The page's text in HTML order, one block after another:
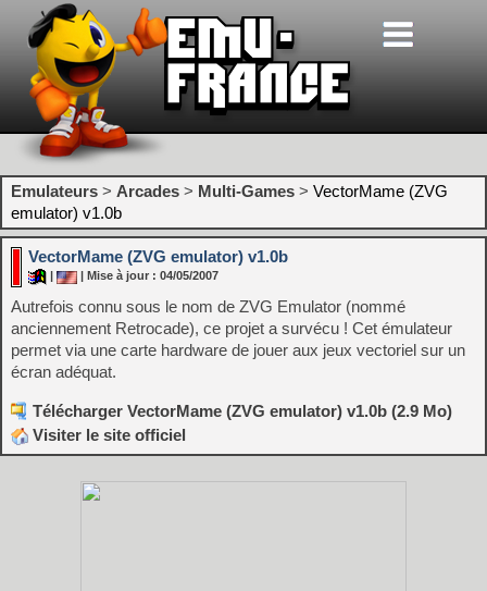
Emulateurs > Arcades > Multi-Games > VectorMame (ZVG
emulator) v1.0b
VectorMame (ZVG emulator) v1.0b
| Mise à jour : 04/05/2007
Autrefois connu sous le nom de ZVG Emulator (nommé
anciennement Retrocade), ce projet a survécu ! Cet émulateur
permet via une carte hardware de jouer aux jeux vectoriel sur un
écran adéquat.
Télécharger VectorMame (ZVG emulator) v1.0b (2.9 Mo)
Visiter le site officiel